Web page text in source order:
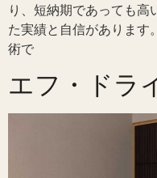
り、短納期であっても高
た実績と自信があります
術で
エフ・ドラ